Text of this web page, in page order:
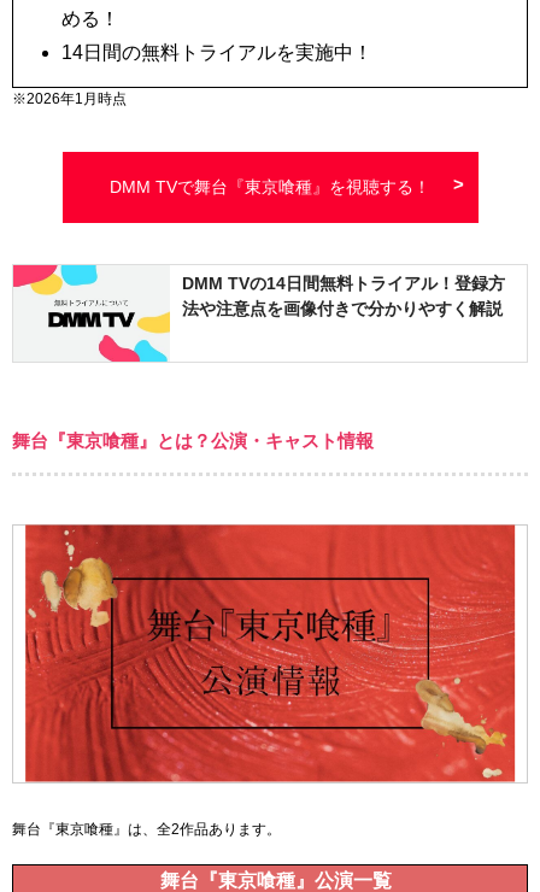
める！
14日間の無料トライアルを実施中！
※2026年1月時点
DMM TVで舞台『東京喰種』を視聴する！
DMM TVの14日間無料トライアル！登録方
法や注意点を画像付きで分かりやすく解説
舞台『東京喰種』とは？公演・キャスト情報
舞台『東京喰種』は、全2作品あります。
舞台『東京喰種』公演一覧